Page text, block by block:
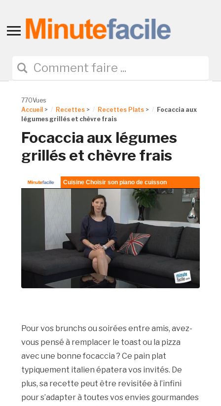
Toggle
navigation
770Vues
Accueil > Recettes > Recettes Plats >
Focaccia aux
légumes grillés et chèvre frais
Focaccia aux légumes
grillés et chèvre frais
Pour vos brunchs ou soirées entre amis, avez-
vous pensé à remplacer le toast ou la pizza
avec une bonne focaccia ? Ce pain plat
typiquement italien épatera vos invités. De
plus, sa recette peut être revisitée à l’infini
pour s’adapter à toutes vos envies gourmandes